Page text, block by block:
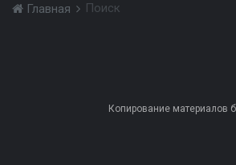
Главная Поиск
Копирование материалов